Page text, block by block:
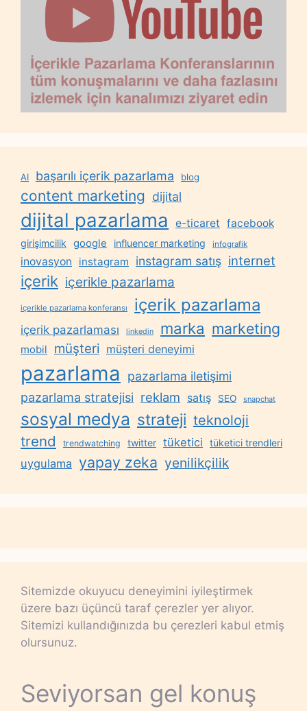
AI başarılı içerik pazarlama blog
content marketing dijital
dijital pazarlama e-ticaret facebook
girişimcilik google influencer marketing infografik
inovasyon instagram instagram satış internet
içerik içerikle pazarlama
içerikle pazarlama konferansı içerik pazarlama
içerik pazarlaması linkedin marka marketing
mobil müşteri müşteri deneyimi
pazarlama
pazarlama iletişimi
pazarlama stratejisi reklam satış SEO snapchat
sosyal medya strateji teknoloji
trend trendwatching twitter tüketici tüketici trendleri
uygulama yapay zeka yenilikçilik
Sitemizde okuyucu deneyimini iyileştirmek
üzere bazı üçüncü taraf çerezler yer alıyor.
Sitemizi kullandığınızda bu çerezleri kabul etmiş
olursunuz.
Seviyorsan gel konuş